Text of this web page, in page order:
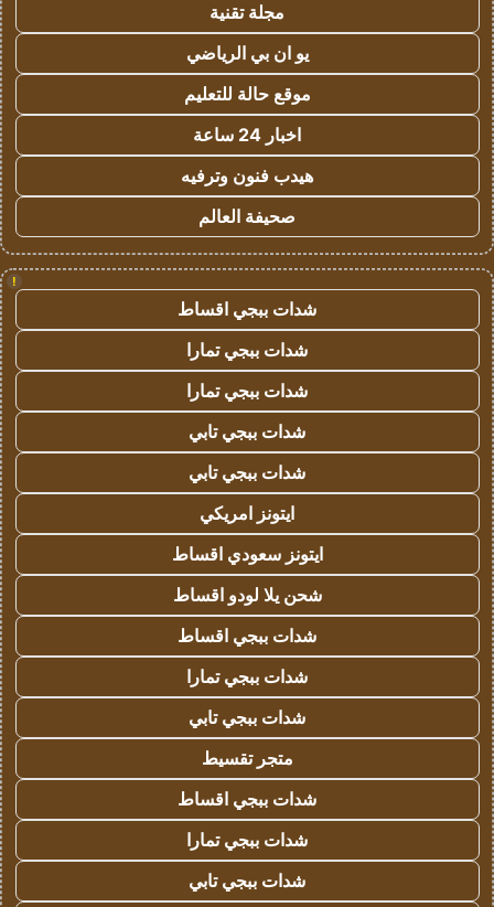
مجلة تقنية
يو ان بي الرياضي
موقع حالة للتعليم
اخبار 24 ساعة
هيدب فنون وترفيه
صحيفة العالم
!
شدات ببجي اقساط
شدات ببجي تمارا
شدات ببجي تمارا
شدات ببجي تابي
شدات ببجي تابي
ايتونز امريكي
ايتونز سعودي اقساط
شحن يلا لودو اقساط
شدات ببجي اقساط
شدات ببجي تمارا
شدات ببجي تابي
متجر تقسيط
شدات ببجي اقساط
شدات ببجي تمارا
شدات ببجي تابي